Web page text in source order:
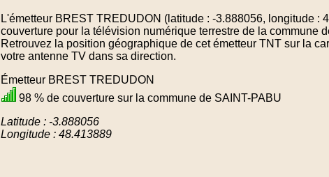
L'émetteur BREST TREDUDON (latitude : -3.888056, longitude :
couverture pour la télévision numérique terrestre de la commune
Retrouvez la position géographique de cet émetteur TNT sur la
votre antenne TV dans sa direction.
Émetteur BREST TREDUDON
98 % de couverture sur la commune de SAINT-PABU
Latitude : -3.888056
Longitude : 48.413889